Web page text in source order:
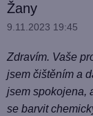
Žany
9.11.2023 19:45
Zdravím. Vaše
jsem čištěním a
jsem spokojena,
se barvit